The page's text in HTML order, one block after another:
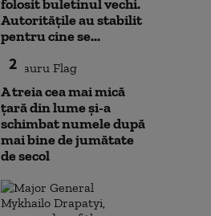
folosit buletinul vechi.
Autoritățile au stabilit
pentru cine se...
2
A treia cea mai mică
țară din lume și-a
schimbat numele după
mai bine de jumătate
de secol